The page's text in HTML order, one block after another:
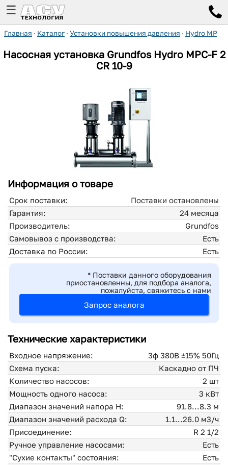
☰
Главная · Каталог · Установки повышения давления · Hydro MPC-F
Насосная установка Grundfos Hydro MPC-F 2
CR 10-9
Информация о товаре
Срок поставки:
Поставки остановлены
Гарантия:
24 месяца
Производитель:
Grundfos
Самовывоз с производства:
Есть
Доставка по России:
Есть
* Поставки данного оборудования
приостановленны, для подбора аналога,
пожалуйста, свяжитесь с нами
Запрос аналога
Технические характеристики
Входное напряжение:
3ф 380В ±15% 50Гц
Схема пуска:
Каскадно от ПЧ
Количество насосов:
2 шт
Мощность одного насоса:
3 кВт
Диапазон значений напора H:
91.8...8.3 м
Диапазон значений расхода Q:
1.1...26.0 м3/ч
Присоединение:
R 2 1/2
Ручное управление насосами:
Есть
"Сухие контакты" состояния:
Есть